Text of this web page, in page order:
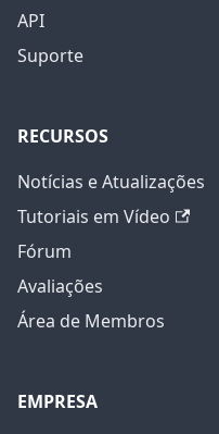
API
Suporte
RECURSOS
Notícias e Atualizações
Tutoriais em Vídeo
Fórum
Avaliações
Área de Membros
EMPRESA